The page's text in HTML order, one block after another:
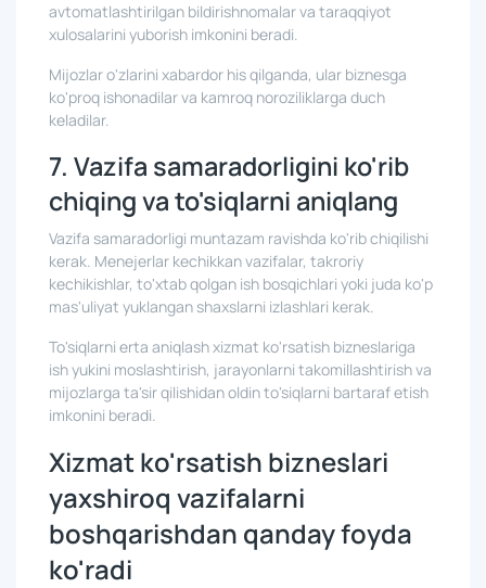
avtomatlashtirilgan bildirishnomalar va taraqqiyot
xulosalarini yuborish imkonini beradi.
Mijozlar o'zlarini xabardor his qilganda, ular biznesga
ko'proq ishonadilar va kamroq noroziliklarga duch
keladilar.
7. Vazifa samaradorligini ko'rib
chiqing va to'siqlarni aniqlang
Vazifa samaradorligi muntazam ravishda ko'rib chiqilishi
kerak. Menejerlar kechikkan vazifalar, takroriy
kechikishlar, to'xtab qolgan ish bosqichlari yoki juda ko'p
mas'uliyat yuklangan shaxslarni izlashlari kerak.
To'siqlarni erta aniqlash xizmat ko'rsatish bizneslariga
ish yukini moslashtirish, jarayonlarni takomillashtirish va
mijozlarga ta'sir qilishidan oldin to'siqlarni bartaraf etish
imkonini beradi.
Xizmat ko'rsatish bizneslari
yaxshiroq vazifalarni
boshqarishdan qanday foyda
ko'radi